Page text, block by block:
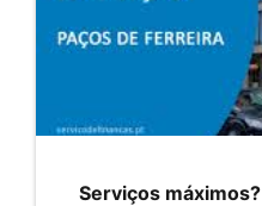
Serviços máximos?